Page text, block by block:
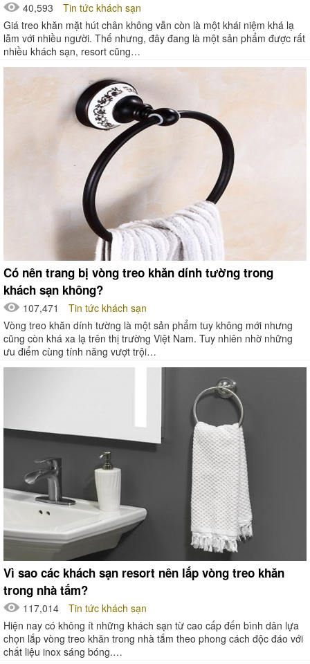
40,593
Tin tức khách sạn
Giá treo khăn mặt hút chân không vẫn còn là một khái niệm khá lạ
lẫm với nhiều người. Thế nhưng, đây đang là một sản phẩm được rất
nhiều khách sạn, resort cũng…
Có nên trang bị vòng treo khăn dính tường trong
khách sạn không?
107,471
Tin tức khách sạn
Vòng treo khăn dính tường là một sản phẩm tuy không mới nhưng
cũng còn khá xa lạ trên thị trường Việt Nam. Tuy nhiên nhờ những
ưu điểm cùng tính năng vượt trội…
Vì sao các khách sạn resort nên lắp vòng treo khăn
trong nhà tắm?
117,014
Tin tức khách sạn
Hiện nay có không ít những khách sạn từ cao cấp đến bình dân lựa
chọn lắp vòng treo khăn trong nhà tắm theo phong cách độc đáo với
chất liệu inox sáng bóng.…